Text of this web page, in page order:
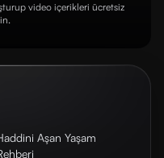
video içerikleri ücretsiz
Aşan Yaşam